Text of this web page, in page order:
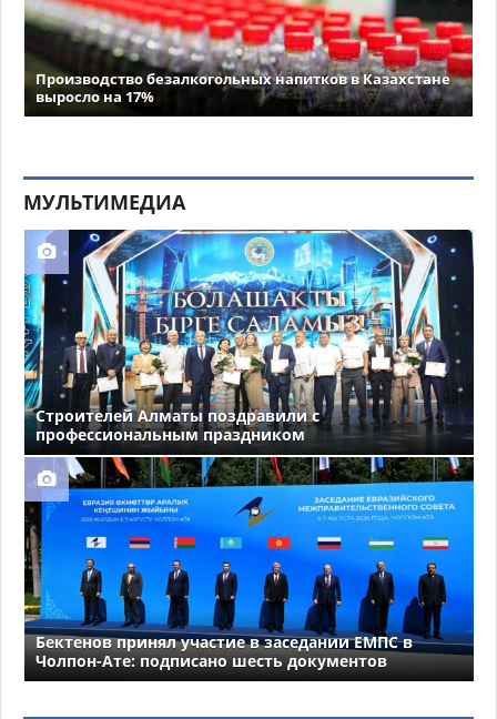
Производство безалкогольных напитков в Казахстане
выросло на 17%
МУЛЬТИМЕДИА
Строителей Алматы поздравили с
профессиональным праздником
Бектенов принял участие в заседании ЕМПС в
Чолпон-Ате: подписано шесть документов